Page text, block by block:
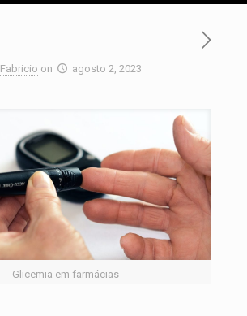
Fabricio on agosto 2, 2023
Glicemia em farmácias